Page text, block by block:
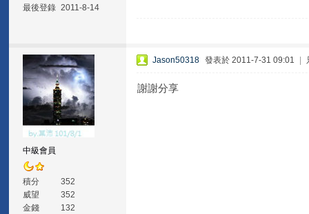
最後登錄 2011-8-14
中級會員
積分
352
威望
352
金錢
132
Jason50318 發表於 2011-7-31 09:01
謝謝分享